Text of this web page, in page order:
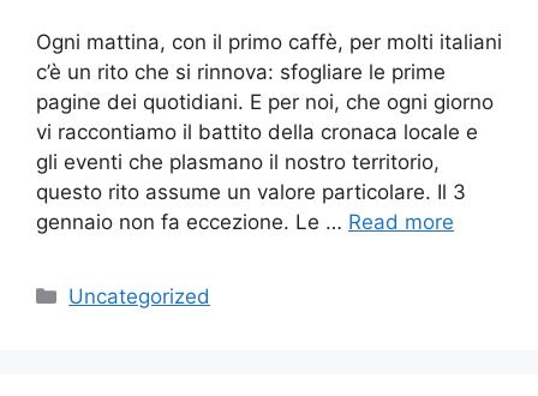
Ogni mattina, con il primo caffè, per molti italiani
c’è un rito che si rinnova: sfogliare le prime
pagine dei quotidiani. E per noi, che ogni giorno
vi raccontiamo il battito della cronaca locale e
gli eventi che plasmano il nostro territorio,
questo rito assume un valore particolare. Il 3
gennaio non fa eccezione. Le … Read more
Categories
Uncategorized